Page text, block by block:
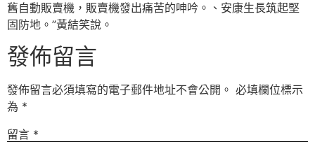
舊自動販賣機，販賣機發出痛苦的呻吟。、安康生長筑起堅
固防地。”黃結笑說。
發佈留言
發佈留言必須填寫的電子郵件地址不會公開。 必填欄位標示
為 *
留言 *